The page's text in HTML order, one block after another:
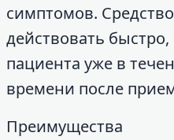
симптомов.
действовать
пациента уже в
времени после
Преимущества